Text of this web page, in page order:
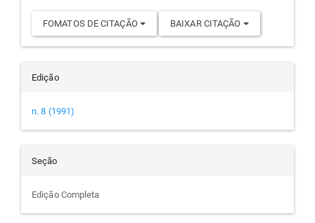
FOMATOS DE CITAÇÃO BAIXAR CITAÇÃO
Edição
n. 8 (1991)
Seção
Edição Completa